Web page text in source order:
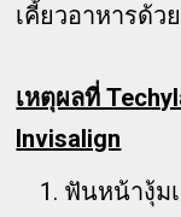
เคี้ยวอาหารด้วย
เหตุผลที่
Invisalign
ฟันหน้างุ้ม